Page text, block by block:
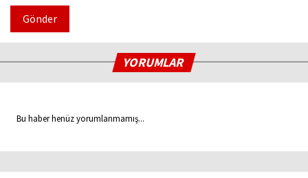
Gönder
YORUMLAR
Bu haber henüz yorumlanmamış...